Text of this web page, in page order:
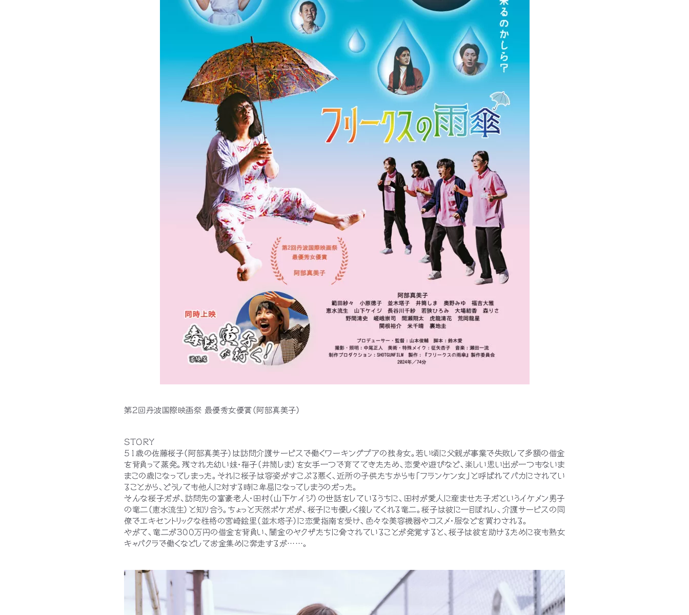
第2回丹波国際映画祭 最優秀女優賞（阿部真美子）
STORY
51歳の佐藤桜子（阿部真美子）は訪問介護サービスで働くワーキングプアの独身女。若い頃に父親が事業で失敗して多額の借金
を背負って蒸発。残された幼い妹・梅子（井筒しま）を女手一つで育ててきたため、恋愛や遊びなど、楽しい思い出が一つもないま
まこの歳になってしまった。それに桜子は容姿がすこぶる悪く、近所の子供たちからも「フランケン女」と呼ばれてバカにされてい
ることから、どうしても他人に対する時に卑屈になってしまうのだった。
そんな桜子だが、訪問先の富豪老人・田村（山下ケイジ）の世話をしているうちに、田村が愛人に産ませた子だというイケメン男子
の竜二（恵水流生）と知り合う。ちょっと天然ボケだが、桜子にも優しく接してくれる竜二。桜子は彼に一目ぼれし、介護サービスの同
僚でエキセントリックな性格の宮崎絵里（並木塔子）に恋愛指南を受け、色々な美容機器やコスメ・服などを買わされる。
やがて、竜二が300万円の借金を背負い、闇金のヤクザたちに脅されていることが発覚すると、桜子は彼を助けるために夜も熟女
キャバクラで働くなどしてお金集めに奔走するが……。